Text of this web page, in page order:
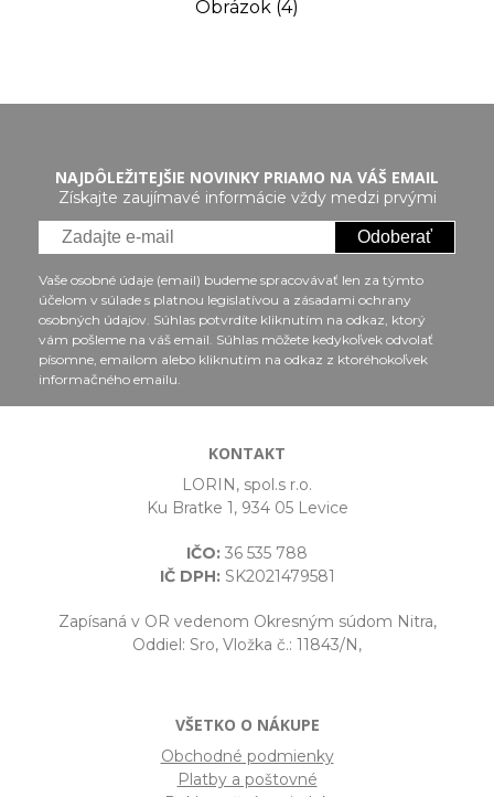
Obrázok (4)
NAJDÔLEŽITEJŠIE NOVINKY PRIAMO NA VÁŠ EMAIL
Získajte zaujímavé informácie vždy medzi prvými
Odoberať
Vaše osobné údaje (email) budeme spracovávať len za týmto
účelom v súlade s platnou legislatívou a zásadami ochrany
osobných údajov. Súhlas potvrdíte kliknutím na odkaz, ktorý
vám pošleme na váš email. Súhlas môžete kedykoľvek odvolať
písomne, emailom alebo kliknutím na odkaz z ktoréhokoľvek
informačného emailu.
KONTAKT
LORIN, spol.s r.o.
Ku Bratke 1, 934 05 Levice
IČO: 36 535 788
IČ DPH:SK2021479581
Zapísaná v OR vedenom Okresným súdom Nitra,
Oddiel: Sro, Vložka č.: 11843/N,
VŠETKO O NÁKUPE
Obchodné podmienky
Platby a poštovné